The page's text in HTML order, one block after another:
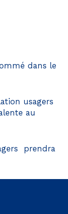
dans le
usagers
au
prendra